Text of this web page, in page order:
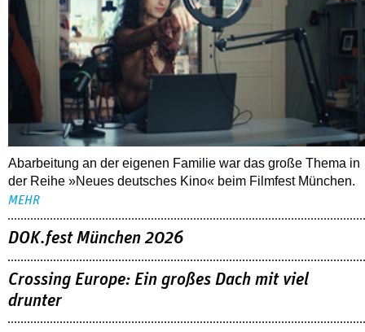
Abarbeitung an der eigenen Familie war das große Thema in
der Reihe »Neues deutsches Kino« beim Filmfest München.
MEHR
DOK.fest München 2026
Crossing Europe: Ein großes Dach mit viel
drunter